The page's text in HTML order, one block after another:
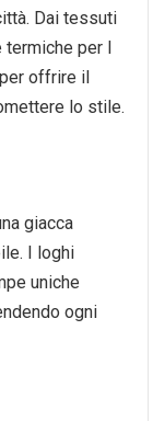
Dai tessuti
termiche per I
offrire il
lo stile.
giacca
I loghi
uniche
ogni